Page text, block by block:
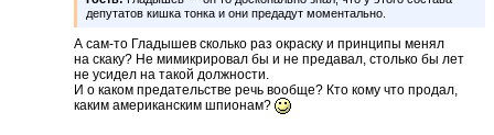
депутатов кишка тонка и они предадут моментально.
А сам-то Гладышев сколько раз окраску и принципы менял
на скаку? Не мимикрировал бы и не предавал, столько бы лет
не усидел на такой должности.
И о каком предательстве речь вообще? Кто кому что продал,
каким американским шпионам?